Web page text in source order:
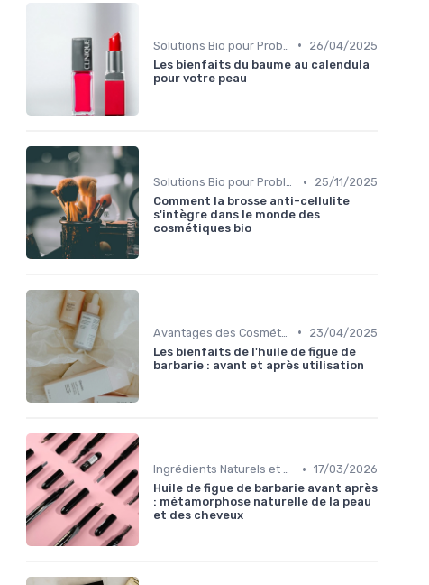
•
26/04/2025
Les bienfaits du baume au calendula
pour votre peau
Solutions Bio pour Problèmes de Peau •
25/11/2025
Comment la brosse anti-cellulite
s'intègre dans le monde des
cosmétiques bio
•
23/04/2025
Les bienfaits de l'huile de figue de
barbarie : avant et après utilisation
Ingrédients Naturels et Leurs Propriétés • 17/03/2026
Huile de figue de barbarie avant après
: métamorphose naturelle de la peau
et des cheveux